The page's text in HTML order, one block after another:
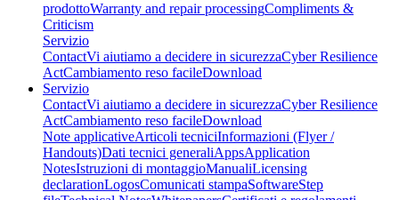
prodottoWarranty and repair processingCompliments &
Criticism
Servizio
ContactVi aiutiamo a decidere in sicurezzaCyber Resilience
ActCambiamento reso facileDownload
Servizio
ContactVi aiutiamo a decidere in sicurezzaCyber Resilience
ActCambiamento reso facileDownload
Note applicativeArticoli tecniciInformazioni (Flyer /
Handouts)Dati tecnici generaliAppsApplication
NotesIstruzioni di montaggioManualiLicensing
declarationLogosComunicati stampaSoftwareStep